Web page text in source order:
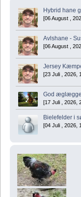
Hybrid hane
[06 August ,
Avlshane -
[06 August ,
Jersey
[23 Juli , 2026,
God
[17 Juli , 2026,
Bielefelder i
[04 Juli , 2026,